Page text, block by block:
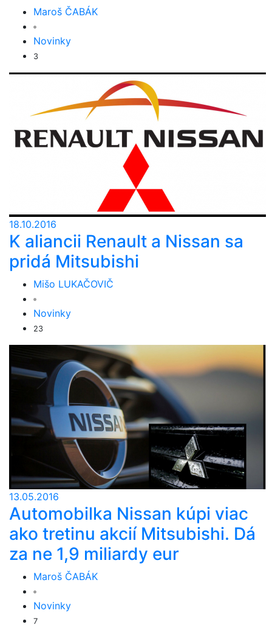
Maroš ČABÁK
Novinky
3
18.10.2016
K aliancii Renault a Nissan sa
pridá Mitsubishi
Mišo LUKAČOVIČ
Novinky
23
13.05.2016
Automobilka Nissan kúpi viac
ako tretinu akcií Mitsubishi. Dá
za ne 1,9 miliardy eur
Maroš ČABÁK
Novinky
7